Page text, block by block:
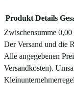
Produkte
im
Warenkorb
Produkt Details
Zwischensumme 0,00
Der Versand und die
Alle angegebenen
Versandkosten).